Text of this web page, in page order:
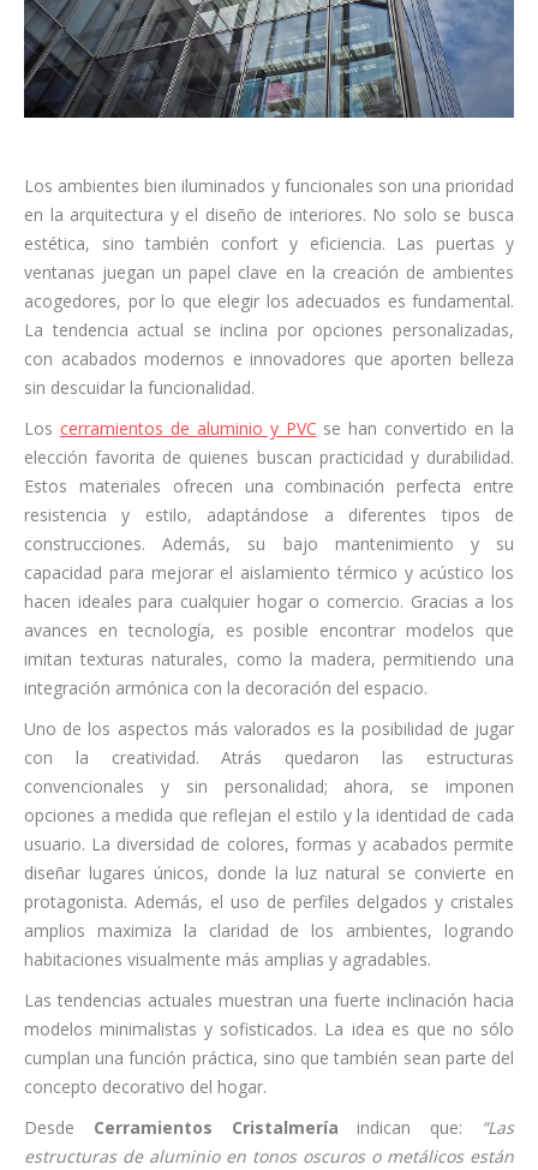
Los ambientes bien iluminados y funcionales son una prioridad
en la arquitectura y el diseño de interiores. No solo se busca
estética, sino también confort y eficiencia. Las puertas y
ventanas juegan un papel clave en la creación de ambientes
acogedores, por lo que elegir los adecuados es fundamental.
La tendencia actual se inclina por opciones personalizadas,
con acabados modernos e innovadores que aporten belleza
sin descuidar la funcionalidad.
Los cerramientos de aluminio y PVC se han convertido en la
elección favorita de quienes buscan practicidad y durabilidad.
Estos materiales ofrecen una combinación perfecta entre
resistencia y estilo, adaptándose a diferentes tipos de
construcciones. Además, su bajo mantenimiento y su
capacidad para mejorar el aislamiento térmico y acústico los
hacen ideales para cualquier hogar o comercio. Gracias a los
avances en tecnología, es posible encontrar modelos que
imitan texturas naturales, como la madera, permitiendo una
integración armónica con la decoración del espacio.
Uno de los aspectos más valorados es la posibilidad de jugar
con la creatividad. Atrás quedaron las estructuras
convencionales y sin personalidad; ahora, se imponen
opciones a medida que reflejan el estilo y la identidad de cada
usuario. La diversidad de colores, formas y acabados permite
diseñar lugares únicos, donde la luz natural se convierte en
protagonista. Además, el uso de perfiles delgados y cristales
amplios maximiza la claridad de los ambientes, logrando
habitaciones visualmente más amplias y agradables.
Las tendencias actuales muestran una fuerte inclinación hacia
modelos minimalistas y sofisticados. La idea es que no sólo
cumplan una función práctica, sino que también sean parte del
concepto decorativo del hogar.
Desde Cerramientos Cristalmería indican que:
“Las
estructuras de aluminio en tonos oscuros o metálicos están